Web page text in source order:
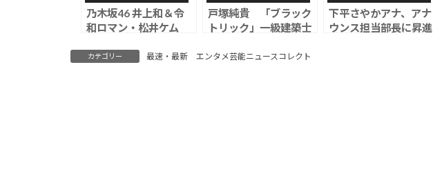
乃木坂46 井上和＆令
和ロマン・松井ケム
5」日本語版声優に、
戸塚純貴 「ブラック
トリック」一級建築士
「心拍数が上がり続け
下平さやかアナ、アナ
ウンス担当部長に昇進
カテゴリー 最速・最新 エンタメ芸能ニュースコレクト